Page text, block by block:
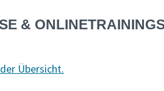
&
Übersicht.